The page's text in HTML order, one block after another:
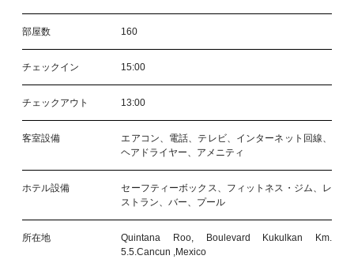
部屋数 160
チェックイン 15:00
チェックアウト 13:00
客室設備
エアコン、電話、テレビ、インターネット回線、
ヘアドライヤー、アメニティ
ホテル設備
セーフティーボックス、フィットネス・ジム、レ
ストラン、バー、プール
所在地
Quintana Roo, Boulevard Kukulkan Km.
5.5.Cancun ,Mexico